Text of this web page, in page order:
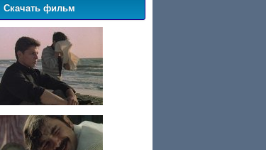
Скачать фильм